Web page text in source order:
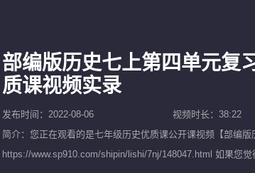
部编版历史七上第四单元复
质课视频实录
发布时间：2022-08-06 视频时长：38:22
简介：您正在观看的是七年级历史优质课公开课视频【部编版
https://www.sp910.com/shipin/lishi/7nj/148047.html 如果您